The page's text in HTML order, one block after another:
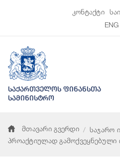
კონტაქტი
ENG
საქართველოს ფინანსთა
სამინისტრო
მთავარი გვერდი
საჯარო
პროაქტიულად გამოქვეყნებული